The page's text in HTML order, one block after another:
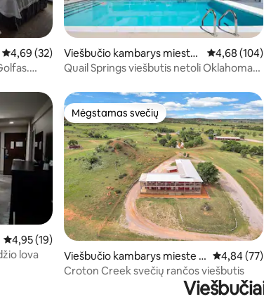
Vidutinis įvertinimas: 4,69 iš 5, atsiliepimų: 32
4,69 (32)
Viešbučio kambarys mieste
Oklahoma City
Vidutinis
4,68 (104)
Quail Springs viešbutis netoli Oklahoma
Vidutinis įvertinimas: 4,95 iš 5, atsiliepimų: 19
4,95 (19)
lova
Mėgstamas svečių
Mėgstamas svečių
Viešbučio kambarys mieste R
eydon
Vidutinis
4,84 (77)
Croton Creek svečių rančos viešbutis